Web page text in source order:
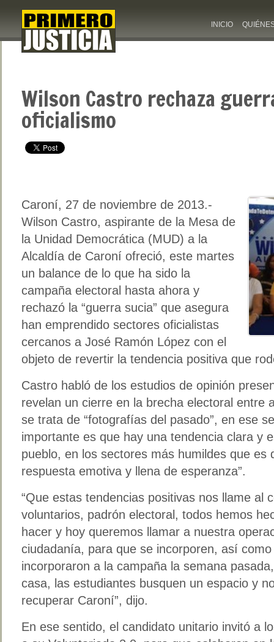
INICIO
Wilson Castro rechaza
oficialismo
Caroní, 27 de noviembre de 2013.-
Wilson Castro, aspirante de la Mesa de
la Unidad Democrática (MUD) a la
Alcaldía de Caroní ofreció, este martes
un balance de lo que ha sido la
campaña electoral hasta ahora y
rechazó la “guerra sucia” que asegura
han emprendido sectores oficialistas
cercanos a José Ramón López con el
objeto de revertir la tendencia positiva que
Castro habló de los estudios de opinión
revelan un cierre en la brecha electoral entre
se trata de “fotografías del pasado”, en ese
importante es que hay una tendencia clara y
pueblo, en los sectores más humildes que es
respuesta emotiva y llena de esperanza”.
“Que estas tendencias positivas nos llame al
voluntarios, padrón electoral, todos hemos
hacer y hoy queremos llamar a nuestra
ciudadanía, para que se incorporen, así
incorporaron a la campaña la semana
casa, las estudiantes busquen un espacio y
recuperar Caroní”, dijo.
En ese sentido, el candidato unitario invitó a